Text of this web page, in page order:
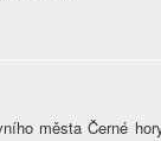
města Černé